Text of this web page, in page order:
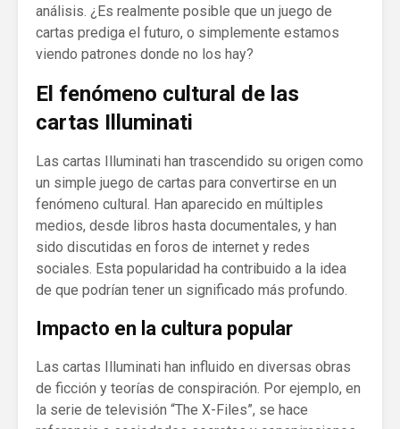
análisis. ¿Es realmente posible que un juego de
cartas prediga el futuro, o simplemente estamos
viendo patrones donde no los hay?
El fenómeno cultural de las
cartas Illuminati
Las cartas Illuminati han trascendido su origen como
un simple juego de cartas para convertirse en un
fenómeno cultural. Han aparecido en múltiples
medios, desde libros hasta documentales, y han
sido discutidas en foros de internet y redes
sociales. Esta popularidad ha contribuido a la idea
de que podrían tener un significado más profundo.
Impacto en la cultura popular
Las cartas Illuminati han influido en diversas obras
de ficción y teorías de conspiración. Por ejemplo, en
la serie de televisión “The X-Files”, se hace